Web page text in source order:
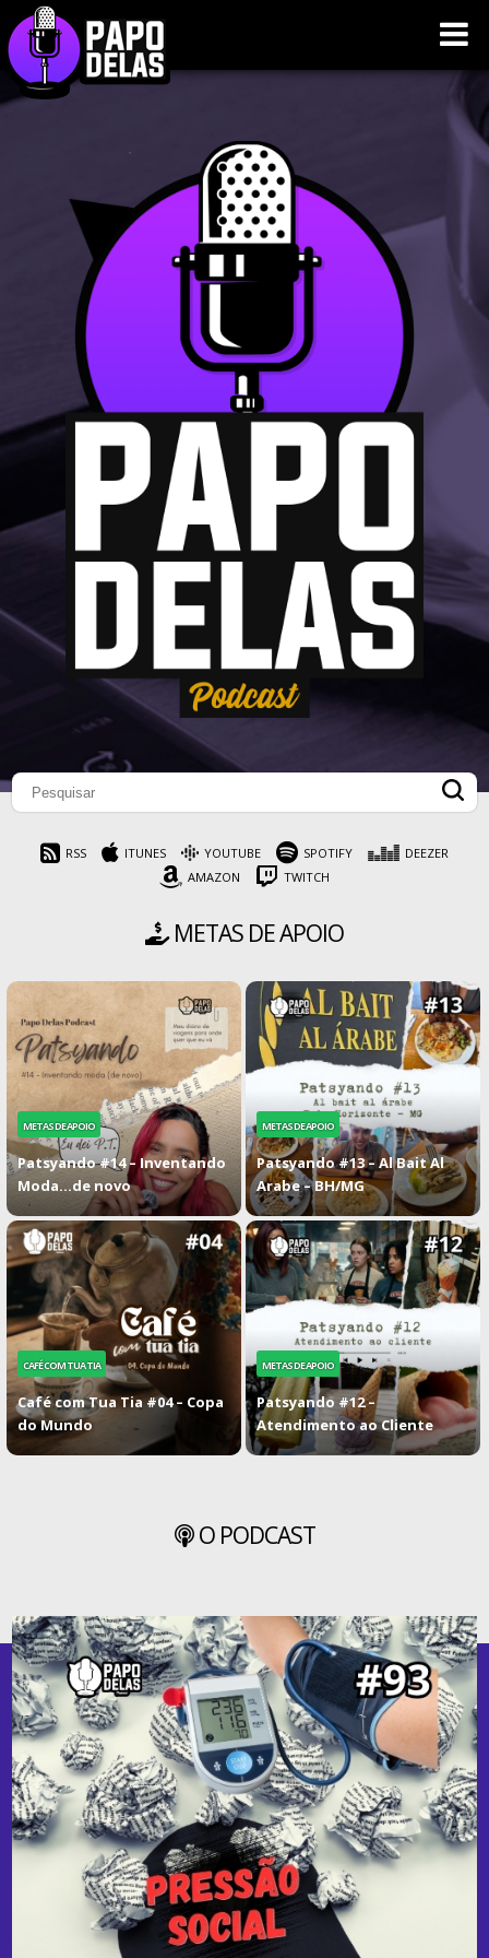
RSS ITUNES YOUTUBE SPOTIFY
DEEZER
AMAZON
TWITCH
METAS DE APOIO
METAS DE APOIO
Patsyando #14 – Inventando
Moda…de novo
METAS DE APOIO
Patsyando #13 – Al Bait Al
Arabe – BH/MG
CAFÉ COM TUA TIA
Café com Tua Tia #04 – Copa
do Mundo
METAS DE APOIO
Patsyando #12 –
Atendimento ao Cliente
O PODCAST